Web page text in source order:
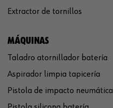
Extractor de tornillos
MÁQUINAS
Taladro atornillador batería
Aspirador limpia tapicería
Pistola de impacto neumática